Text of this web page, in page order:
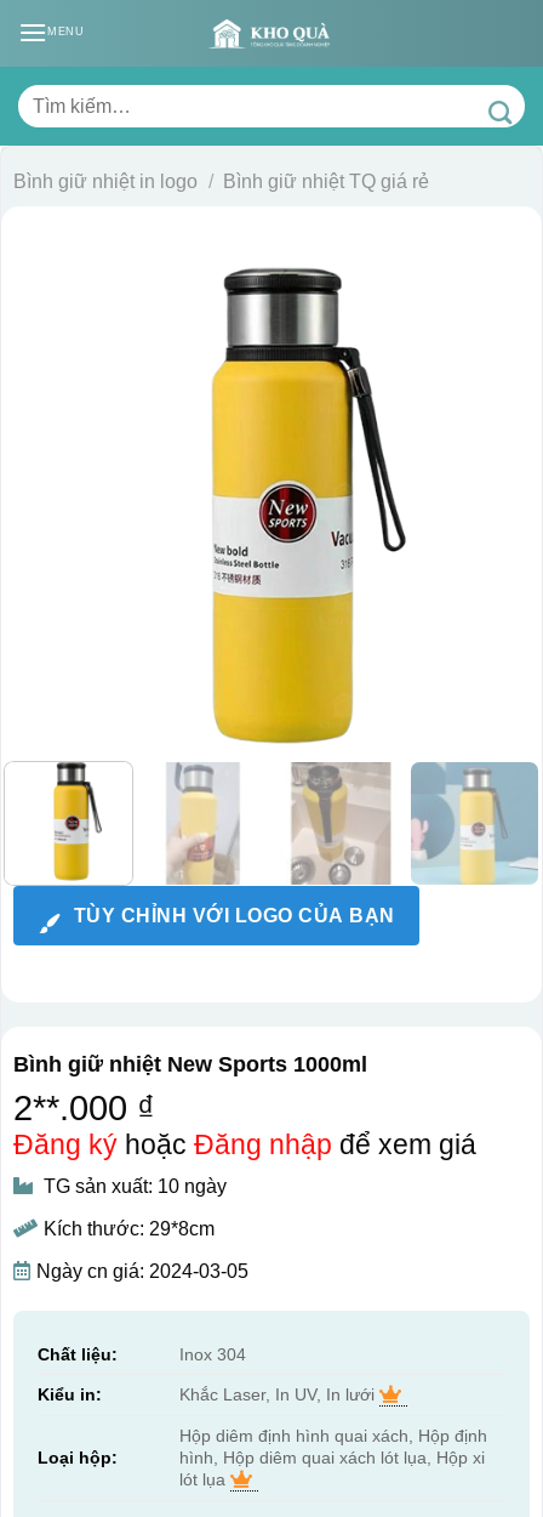
MENU
Tìm
kiếm:
Bình giữ nhiệt in logo / Bình giữ nhiệt TQ giá rẻ
TÙY CHỈNH VỚI LOGO CỦA BẠN
Bình giữ nhiệt New Sports 1000ml
2**.000 ₫
Đăng kýhoặc Đăng nhập để xem giá
TG sản xuất: 10 ngày
Kích thước: 29*8cm
Ngày cn giá: 2024-03-05
Chất liệu: Inox 304
Kiểu in: Khắc Laser, In UV, In lưới
Loại hộp:
Hộp diêm định hình quai xách, Hộp định
hình, Hộp diêm quai xách lót lụa, Hộp xi
lót lụa